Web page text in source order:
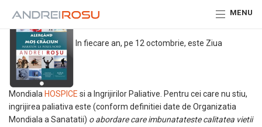
MENU
In fiecare an, pe 12 octombrie, este Ziua
Mondiala HOSPICE si a Ingrijirilor Paliative. Pentru cei care nu stiu,
ingrijirea paliativa este (conform definitiei date de Organizatia
Mondiala a Sanatatii) o abordare care imbunatateste calitatea vietii